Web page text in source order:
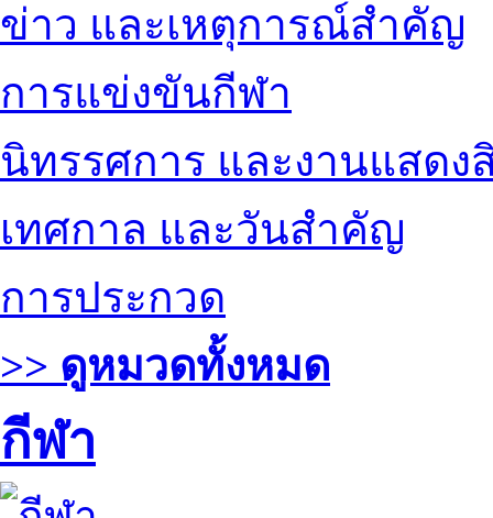
ข่าว และเหตุการณ์สำคัญ
การแข่งขันกีฬา
นิทรรศการ และงานแสดง
เทศกาล และวันสำคัญ
การประกวด
>> ดูหมวดทั้งหมด
กีฬา